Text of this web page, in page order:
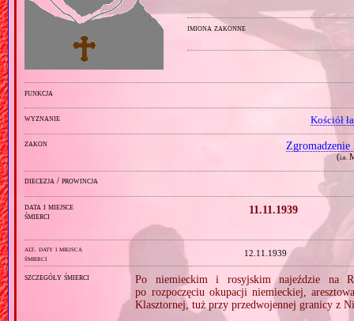
imiona zakonne
funkcja
wyznanie Kościół
zakon
(i.e.
diecezja / prowincja
data i miejsce
śmierci
11.11.1939
alt. daty i miejsca
śmierci
12.11.1939
szczegóły śmierci
Po niemieckim i rosyjskim najeździe na
po rozpoczęciu okupacji niemieckiej,
Klasztornej, tuż przy przedwojennej granicy z